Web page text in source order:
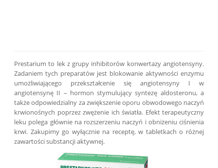
Prestarium to lek z grupy inhibitorów konwertazy angiotensyny.
Zadaniem tych preparatów jest blokowanie aktywności enzymu
umożliwiającego przekształcenie się angiotensyny I w
angiotensynę II – hormon stymulujący syntezę aldosteronu, a
także odpowiedzialny za zwiększenie oporu obwodowego naczyń
krwionośnych poprzez zwężenie ich światła. Efekt terapeutyczny
leku polega głównie na rozszerzeniu naczyń i obniżeniu ciśnienia
krwi. Zakupimy go wyłącznie na receptę, w tabletkach o różnej
zawartości substancji aktywnej.